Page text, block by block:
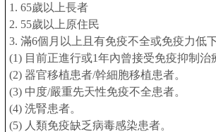
1. 65歲以上長者
2. 55歲以上原住民
3. 滿6個月以上且有免疫不全或免疫力低
(1) 目前正進行或1年內曾接受免疫抑制治
(2) 器官移植患者/幹細胞移植患者。
(3) 中度/嚴重先天性免疫不全患者。
(4) 洗腎患者。
(5) 人類免疫缺乏病毒感染患者。